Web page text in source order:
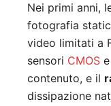
Nei primi anni,
fotografia
video limitati a
sensori CMOS
contenuto, e il
dissipazione